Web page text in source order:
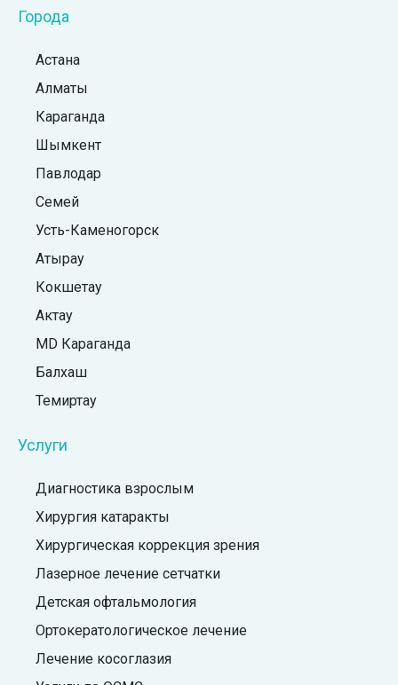
Города
Астана
Алматы
Караганда
Шымкент
Павлодар
Семей
Усть-Каменогорск
Атырау
Кокшетау
Актау
MD Караганда
Балхаш
Темиртау
Услуги
Диагностика взрослым
Хирургия катаракты
Хирургическая коррекция зрения
Лазерное лечение сетчатки
Детская офтальмология
Ортокератологическое лечение
Лечение косоглазия